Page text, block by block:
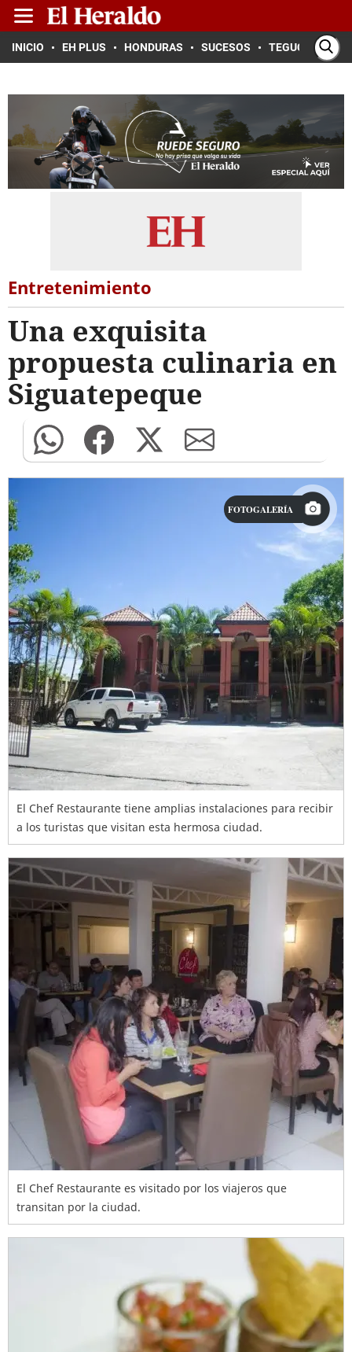
INICIO EH PLUS HONDURAS SUCESOS TEGUCIGALPA
Entretenimiento
Una exquisita
propuesta culinaria en
Siguatepeque
FOTOGALERÍA
El Chef Restaurante tiene amplias instalaciones para recibir
a los turistas que visitan esta hermosa ciudad.
El Chef Restaurante es visitado por los viajeros que
transitan por la ciudad.